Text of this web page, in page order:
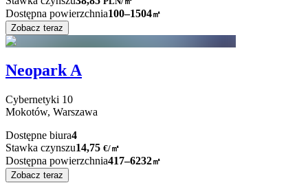
Dostępna powierzchnia100–1504㎡
Zobacz teraz
Neopark A
Cybernetyki 10
Mokotów, Warszawa
Dostępne biura4
Stawka czynszu14,75 €/㎡
Dostępna powierzchnia417–6232㎡
Zobacz teraz